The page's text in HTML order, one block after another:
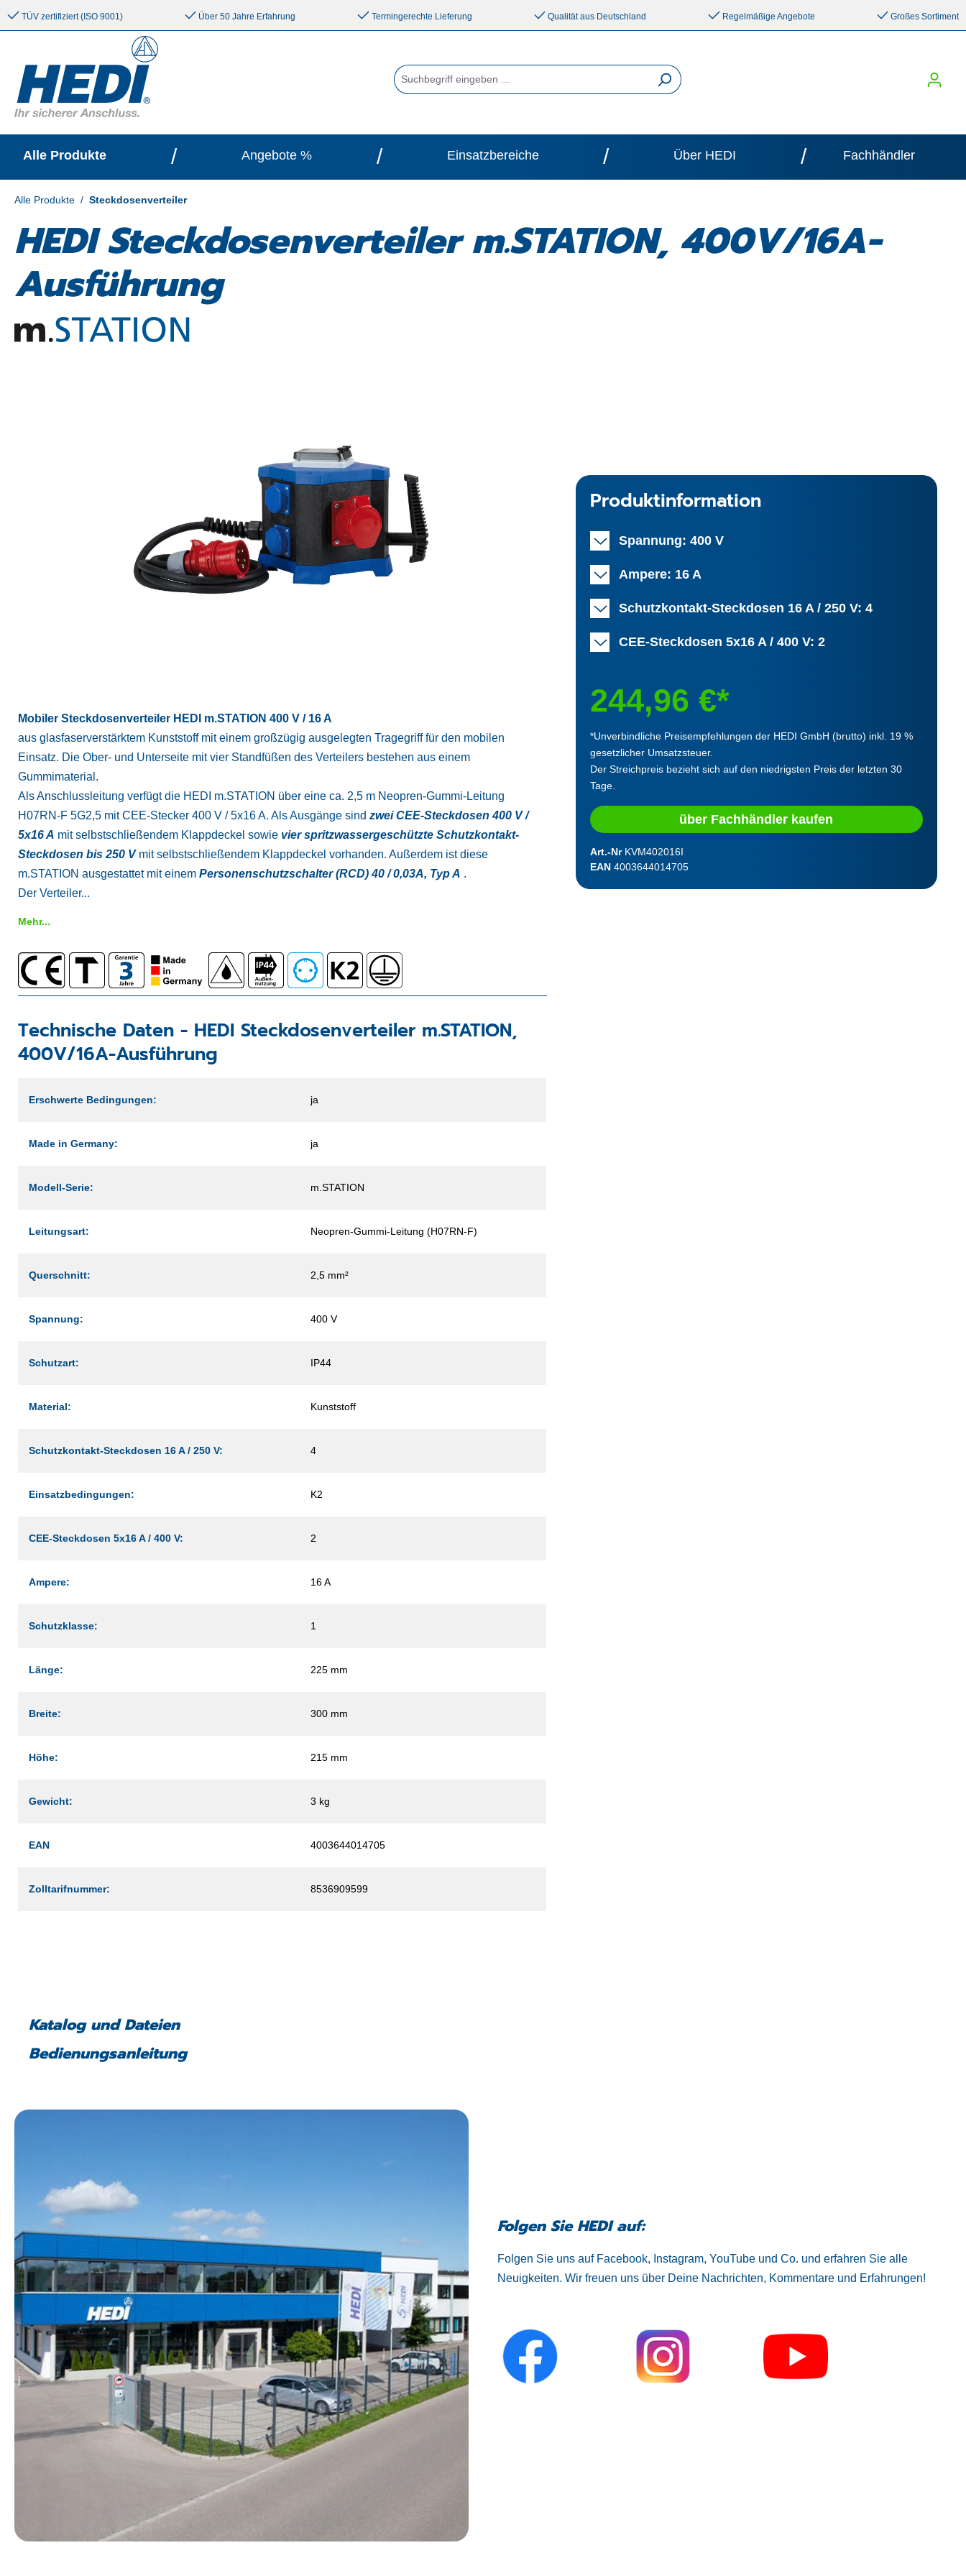
springen Zur Hauptnavigation springen
TÜV zertifiziert (ISO 9001) Über 50 Jahre Erfahrung Termingerechte Lieferung Qualität aus Deutschland Regelmäßige Angebote Großes Sortiment
Alle Produkte / Angebote % / Einsatzbereiche / Über HEDI / Fachhändler
Alle Produkte / Steckdosenverteiler
HEDI Steckdosenverteiler m.STATION, 400V/16A-
Ausführung
Mobiler Steckdosenverteiler HEDI m.STATION 400 V / 16 A
aus glasfaserverstärktem Kunststoff mit einem großzügig ausgelegten Tragegriff für den mobilen
Einsatz. Die Ober- und Unterseite mit vier Standfüßen des Verteilers bestehen aus einem
Gummimaterial.
Als Anschlussleitung verfügt die HEDI m.STATION über eine ca. 2,5 m Neopren-Gummi-Leitung
H07RN-F 5G2,5 mit CEE-Stecker 400 V / 5x16 A. Als Ausgänge sind zwei CEE-Steckdosen 400 V /
5x16 A mit selbstschließendem Klappdeckel sowie vier spritzwassergeschützte Schutzkontakt-
Steckdosen bis 250 Vmit selbstschließendem Klappdeckel vorhanden. Außerdem ist diese
m.STATION ausgestattet mit einem Personenschutzschalter (RCD) 40 / 0,03A, Typ A .
Der Verteiler...
Mehr...
Technische Daten - HEDI Steckdosenverteiler m.STATION,
400V/16A-Ausführung
Erschwerte Bedingungen: ja
Made in Germany: ja
Modell-Serie: m.STATION
Leitungsart: Neopren-Gummi-Leitung (H07RN-F)
Querschnitt: 2,5 mm²
Spannung: 400 V
Schutzart: IP44
Material: Kunststoff
Schutzkontakt-Steckdosen 16 A / 250 V: 4
Einsatzbedingungen: K2
CEE-Steckdosen 5x16 A / 400 V: 2
Ampere: 16 A
Schutzklasse: 1
Länge: 225 mm
Breite: 300 mm
Höhe: 215 mm
Gewicht: 3 kg
EAN 4003644014705
Zolltarifnummer: 8536909599
Produktinformation
Spannung: 400 V
Ampere: 16 A
Schutzkontakt-Steckdosen 16 A / 250 V: 4
CEE-Steckdosen 5x16 A / 400 V: 2
244,96 €*
*Unverbindliche Preisempfehlungen der HEDI GmbH (brutto) inkl. 19 %
gesetzlicher Umsatzsteuer.
Der Streichpreis bezieht sich auf den niedrigsten Preis der letzten 30
Tage.
über Fachhändler kaufen
Art.-Nr KVM402016I
EAN 4003644014705
Katalog und Dateien
Bedienungsanleitung
Folgen Sie HEDI auf:
Folgen Sie uns auf Facebook, Instagram, YouTube und Co. und erfahren Sie alle
Neuigkeiten. Wir freuen uns über Deine Nachrichten, Kommentare und Erfahrungen!